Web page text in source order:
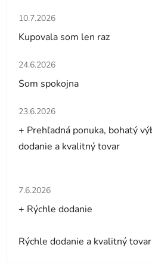
Hodnotenie obchodu je 5 z 5
10.7.2026
Kupovala som len raz
Hodnotenie obchodu je 5 z 5
24.6.2026
Som spokojna
Hodnotenie obchodu je 5 z 5
23.6.2026
+ Prehľadná ponuka, bohatý
dodanie a kvalitný tovar
Hodnotenie obchodu je 5 z 5
7.6.2026
+ Rýchle dodanie
Rýchle dodanie a kvalitný tovar